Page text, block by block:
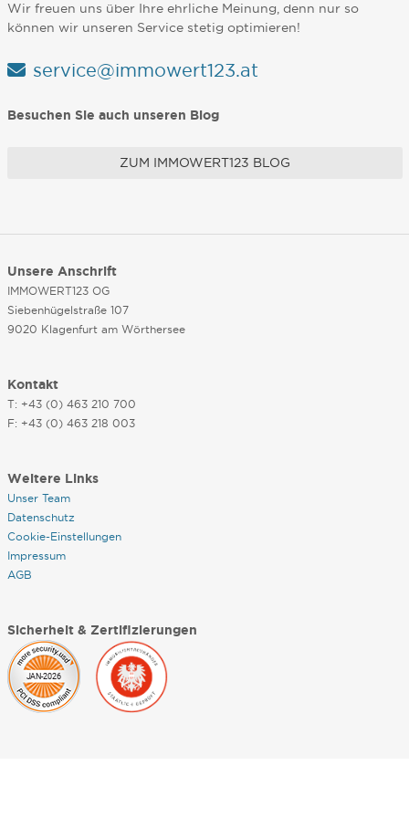
Wir freuen uns über Ihre ehrliche Meinung, denn nur so
können wir unseren Service stetig optimieren!
service@immowert123.at
Besuchen Sie auch unseren Blog
ZUM IMMOWERT123 BLOG
Unsere Anschrift
IMMOWERT123 OG
Siebenhügelstraße 107
9020 Klagenfurt am Wörthersee
Kontakt
T: +43 (0) 463 210 700
F: +43 (0) 463 218 003
Weitere Links
Unser Team
Datenschutz
Cookie-Einstellungen
Impressum
AGB
Sicherheit & Zertifizierungen